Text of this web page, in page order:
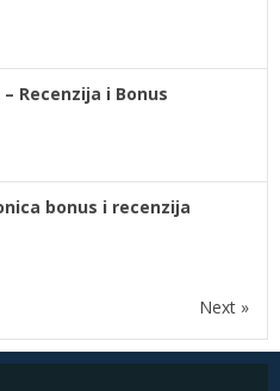
Recenzija i Bonus
bonus i recenzija
Next »